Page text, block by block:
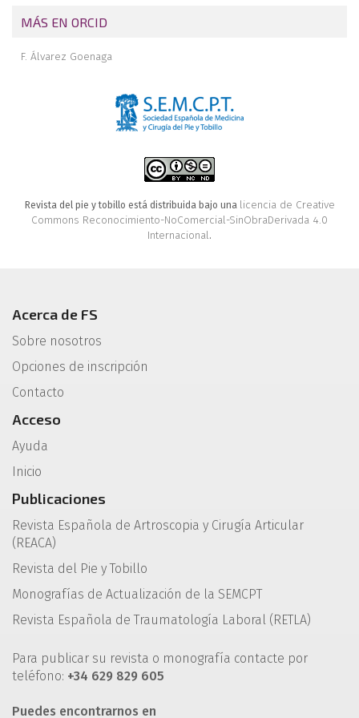
MÁS EN ORCID
F. Álvarez Goenaga
Revista del pie y tobillo está distribuida bajo una licencia de Creative
Commons Reconocimiento-NoComercial-SinObraDerivada 4.0
Internacional.
Acerca de FS
Sobre nosotros
Opciones de inscripción
Contacto
Acceso
Ayuda
Inicio
Publicaciones
Revista Española de Artroscopia y Cirugía Articular
(REACA)
Revista del Pie y Tobillo
Monografías de Actualización de la SEMCPT
Revista Española de Traumatología Laboral (RETLA)
Para publicar su revista o monografía contacte por
teléfono: +34 629 829 605
Puedes encontrarnos en